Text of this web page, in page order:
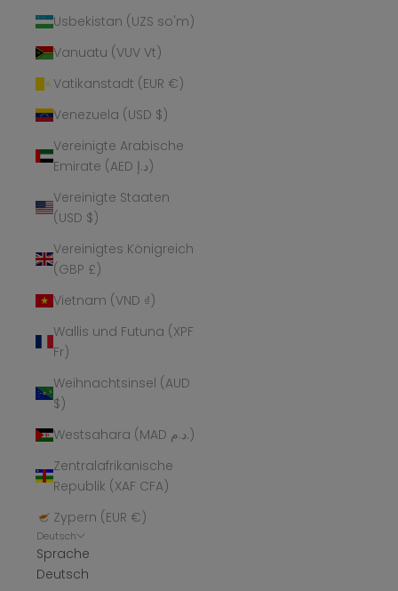
Usbekistan (UZS so'm)
Vanuatu (VUV Vt)
Vatikanstadt (EUR €)
Venezuela (USD $)
Vereinigte Arabische
Emirate (AED د.إ)
Vereinigte Staaten
(USD $)
Vereinigtes Königreich
(GBP £)
Vietnam (VND ₫)
Wallis und Futuna (XPF
Fr)
Weihnachtsinsel (AUD
$)
Westsahara (MAD د.م.)
Zentralafrikanische
Republik (XAF CFA)
Zypern (EUR €)
Deutsch
Sprache
Deutsch